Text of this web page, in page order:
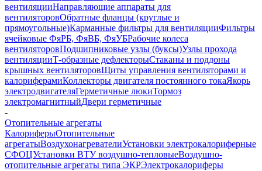
вентиляцииНаправляющие аппараты для
вентиляторовОбратные фланцы (круглые и
прямоугольные)Карманные фильтры для вентиляцииФильтры
ячейковые ФяРБ, ФяВБ, ФяУБРабочие колеса
вентиляторовПодшипниковые узлы (буксы)Узлы прохода
вентиляцииТ-образные дефлекторыСтаканы и поддоны
крышных вентиляторовЩиты управления вентиляторами и
калориферамиКоллекторы двигателя постоянного токаЯкорь
электродвигателяГерметичные люкиТормоз
электромагнитныйДвери герметичные
-
Отопительные агрегаты
КалориферыОтопительные
агрегатыВоздухонагревателиУстановки электрокалориферные
СФОЦУстановки ВТУ воздушно-тепловыеВоздушно-
отопительные агрегаты типа ЭКРЭлектрокалориферы